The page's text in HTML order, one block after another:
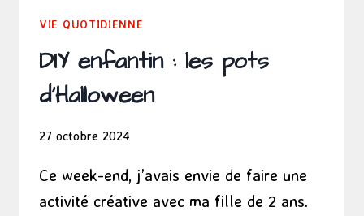
VIE QUOTIDIENNE
DIY enfantin : les pots
d’Halloween
27 octobre 2024
Ce week-end, j’avais envie de faire une
activité créative avec ma fille de 2 ans.